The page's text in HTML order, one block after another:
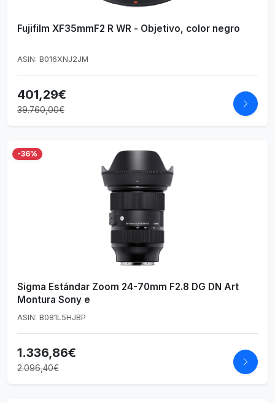
Fujifilm XF35mmF2 R WR - Objetivo, color negro
ASIN: B016XNJ2JM
401,29€
39.760,00€
-36%
Sigma Estándar Zoom 24-70mm F2.8 DG DN Art
Montura Sony e
ASIN: B081L5HJBP
1.336,86€
2.096,40€